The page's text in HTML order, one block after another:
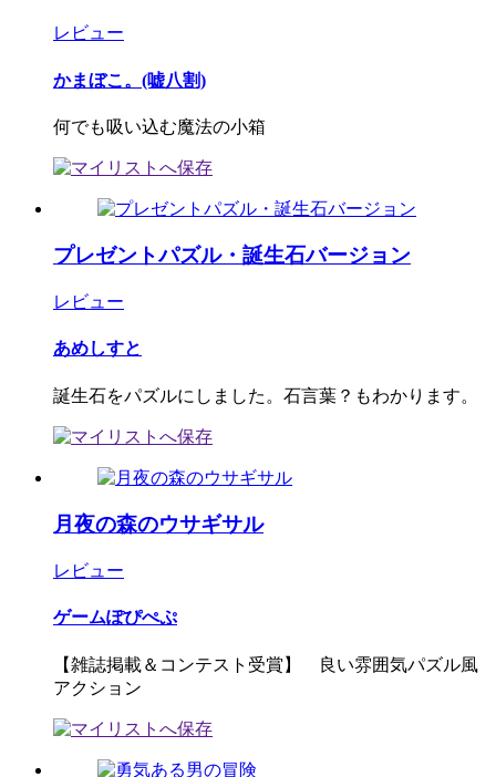
レビュー
かまぼこ。(嘘八割)
何でも吸い込む魔法の小箱
プレゼントパズル・誕生石バージョン
レビュー
あめしすと
誕生石をパズルにしました。石言葉？もわかります。
月夜の森のウサギサル
レビュー
ゲームぽぴぺぷ
【雑誌掲載＆コンテスト受賞】 良い雰囲気パズル風
アクション